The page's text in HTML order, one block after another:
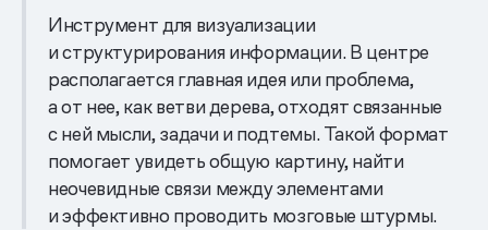
Инструмент для визуализации
и структурирования информации. В центре
располагается главная идея или проблема,
а от нее, как ветви дерева, отходят связанные
с ней мысли, задачи и подтемы. Такой формат
помогает увидеть общую картину, найти
неочевидные связи между элементами
и эффективно проводить мозговые штурмы.